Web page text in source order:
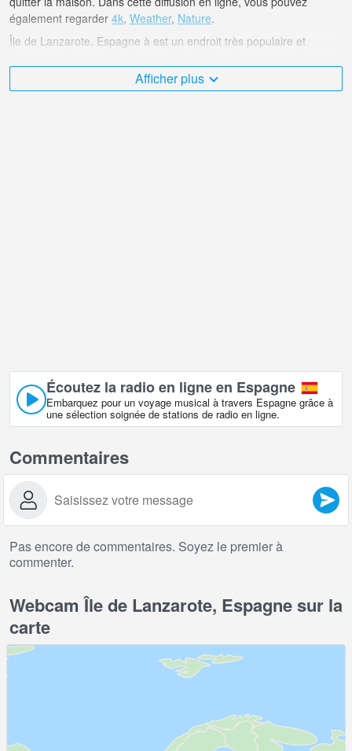
également regarder 4k, Weather, Nature.
Île de Lanzarote, Espagne à est un endroit très populaire et
points de diffusion en ligne.Afficher plus
Écoutez la radio en ligne en Espagne
Embarquez pour un voyage musical à travers Espagne grâce à
une sélection soignée de stations de radio en ligne.
Commentaires
Pas encore de commentaires. Soyez le premier à
commenter.
Webcam Île de Lanzarote, Espagne sur la
carte